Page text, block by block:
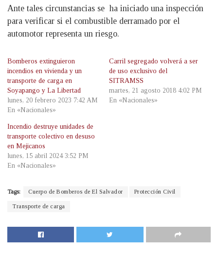
Ante tales circunstancias se ha iniciado una inspección
para verificar si el combustible derramado por el
automotor representa un riesgo.
Bomberos extinguieron
incendios en vivienda y un
transporte de carga en
Soyapango y La Libertad
lunes, 20 febrero 2023 7:42 AM
En «Nacionales»
Carril segregado volverá a ser
de uso exclusivo del
SITRAMSS
martes, 21 agosto 2018 4:02 PM
En «Nacionales»
Incendio destruye unidades de
transporte colectivo en desuso
en Mejicanos
lunes, 15 abril 2024 3:52 PM
En «Nacionales»
Tags: Cuerpo de Bomberos de El Salvador Protección Civil
Transporte de carga